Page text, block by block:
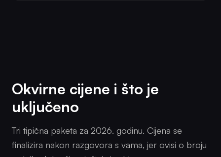
Okvirne cijene i što je
uključeno
Tri tipična paketa za 2026. godinu. Cijena se
finalizira nakon razgovora s vama, jer ovisi o broju